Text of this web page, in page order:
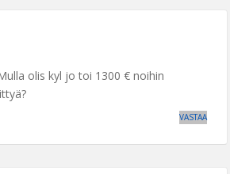
olis kyl jo toi 1300 € noihin
VASTAA